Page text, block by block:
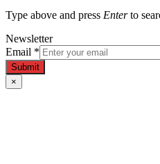
Type above and press Enterto
Newsletter
Email *
Submit
×